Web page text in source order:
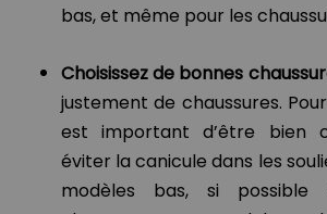
bas, et même pour les
Choisissez de bonnes
justement de chaussures.
est important d’être bien
éviter la canicule dans les
modèles bas, si